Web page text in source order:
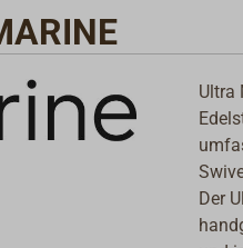
Ultra
Der